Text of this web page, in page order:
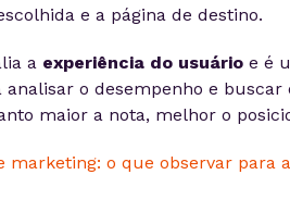
e a página de destino.
a experiência do usuário e é
o desempenho e
maior a nota, melhor o